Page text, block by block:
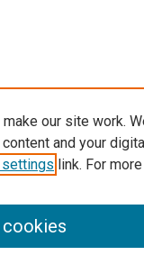
our site work.
and your
link. For